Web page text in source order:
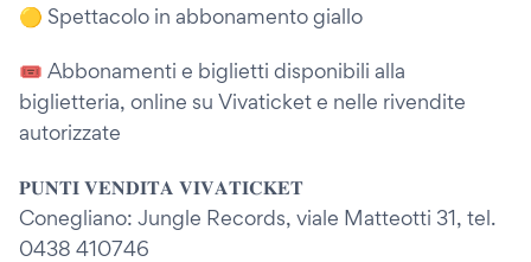
🟡 Spettacolo in abbonamento giallo
🎟️ Abbonamenti e biglietti disponibili alla
biglietteria, online su Vivaticket e nelle rivendite
autorizzate
𝐏𝐔𝐍𝐓𝐈 𝐕𝐄𝐍𝐃𝐈𝐓𝐀 𝐕𝐈𝐕𝐀𝐓𝐈𝐂𝐊𝐄𝐓
Conegliano: Jungle Records, viale Matteotti 31, tel.
0438 410746